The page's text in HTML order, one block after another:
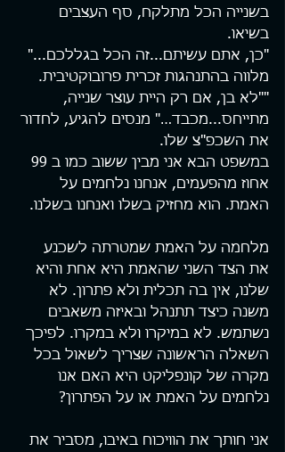
בשנייה הכל מתלקח, סף העצבים
בשיאו.
"כן, אתם עשיתם...זה הכל בגללכם..."
מלווה בהתנהגות זכרית פרובוקטיבית.
""לא בן, אם רק היית עוצר שנייה,
מתייחס...מכבד…" מנסים להגיע, לחדור
את השכפ"צ שלו.
אחוז מהפעמים, אנחנו נלחמים על
האמת. הוא מחזיק בשלו ואנחנו בשלנו.
מלחמה על האמת שמטרתה לשכנע
את הצד השני שהאמת היא אחת והיא
שלנו, אין בה תכלית ולא פתרון. לא
משנה כיצד תתנהל ובאיזה משאבים
נשתמש. לא במיקרו ולא במקרו. לפיכך
השאלה הראשונה שצריך לשאול בכל
מקרה של קונפליקט היא האם אנו
נלחמים על האמת או על הפתרון?
אני חותך את הוויכוח באיבו, מסביר את